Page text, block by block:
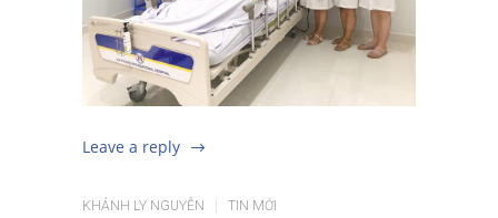
Leave a reply
KHÁNH LY NGUYỄN TIN MỚI